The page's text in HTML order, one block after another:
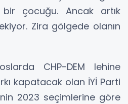
bir çocuğu. Ancak artık
Zira gölgede olanın
CHP-DEM lehine
kapatacak olan İYİ Parti
2023 seçimlerine göre